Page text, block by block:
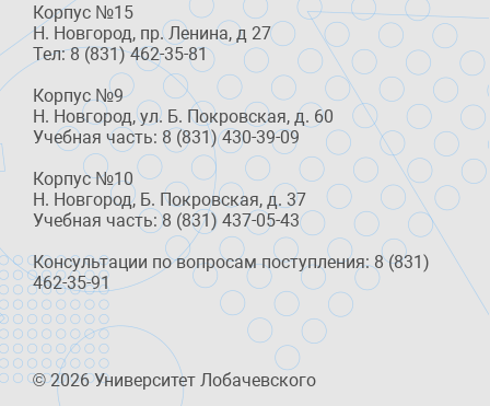
Корпус №15
Н. Новгород, пр. Ленина, д 27
Тел: 8 (831) 462-35-81
Корпус №9
Н. Новгород, ул. Б. Покровская, д. 60
Учебная часть: 8 (831) 430-39-09
Корпус №10
Н. Новгород, Б. Покровская, д. 37
Учебная часть: 8 (831) 437-05-43
Консультации по вопросам поступления: 8 (831)
462-35-91
© 2026 Университет Лобачевского